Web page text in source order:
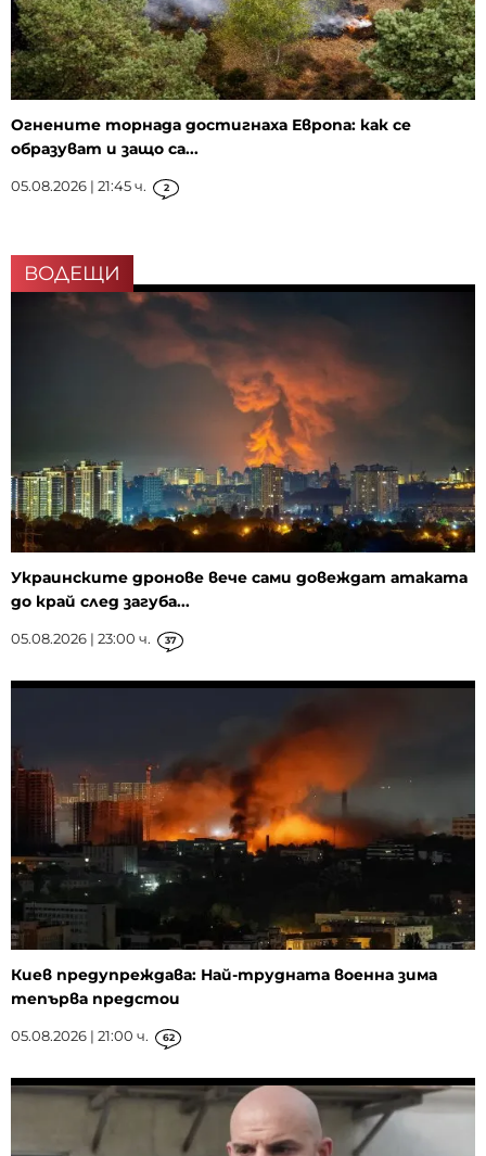
Огнените торнада достигнаха Европа: как се
образуват и защо са...
05.08.2026 | 21:45 ч. 2
ВОДЕЩИ
Украинските дронове вече сами довеждат атаката
до край след загуба...
05.08.2026 | 23:00 ч. 37
Киев предупреждава: Най-трудната военна зима
тепърва предстои
05.08.2026 | 21:00 ч. 62